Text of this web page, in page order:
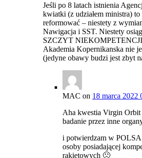
Jeśli po 8 latach istnienia
kwiatki (z udziałem ministra)
reformować – niestety z
Nawigacja i SST. Niestety
SZCZYT NIEKOMPETENCJI
Akademia Kopernikanska nie
(jedyne obawy budzi jest zbyt
MAC on 18 marca 2022
Aha kwestia Virgin Orbit
badanie przez inne
i potwierdzam w POLSA
osoby posiadającej
rakietowych 🙁